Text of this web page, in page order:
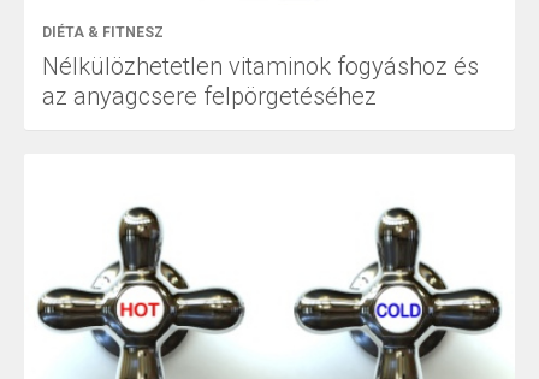
DIÉTA & FITNESZ
Nélkülözhetetlen vitaminok fogyáshoz és
az anyagcsere felpörgetéséhez